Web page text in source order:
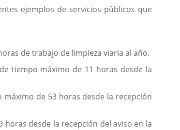
ejemplos de servicios públicos que
de trabajo de limpieza viaria al año.
tiempo máximo de 11 horas desde la
de 53 horas desde la recepción
desde la recepción del aviso en la